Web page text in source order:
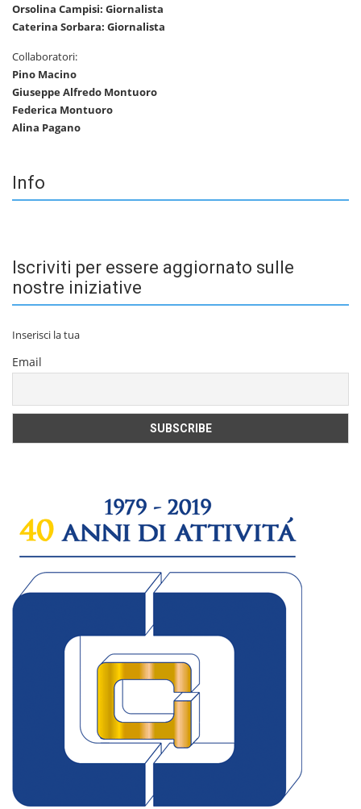
Orsolina Campisi: Giornalista
Caterina Sorbara: Giornalista
Collaboratori:
Pino Macino
Giuseppe Alfredo Montuoro
Federica Montuoro
Alina Pagano
Info
Iscriviti per essere aggiornato sulle
nostre iniziative
Inserisci la tua
Email